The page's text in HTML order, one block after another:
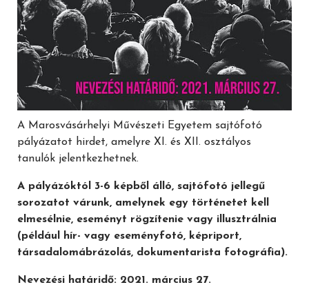
A Marosvásárhelyi Művészeti Egyetem sajtófotó
pályázatot hirdet, amelyre XI. és XII. osztályos
tanulók jelentkezhetnek.
A pályázóktól 3-6 képből álló, sajtófotó jellegű
sorozatot várunk, amelynek egy történetet kell
elmesélnie, eseményt rögzítenie vagy illusztrálnia
(például hír- vagy eseményfotó, képriport,
társadalomábrázolás, dokumentarista fotográfia).
Nevezési határidő: 2021 . március 27.